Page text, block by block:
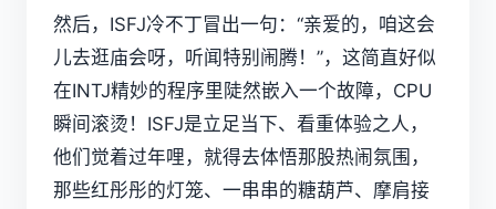
然后，ISFJ冷不丁冒出一句：“亲爱的，咱这会
儿去逛庙会呀，听闻特别闹腾！”，这简直好似
在INTJ精妙的程序里陡然嵌入一个故障，CPU
瞬间滚烫！ISFJ是立足当下、看重体验之人，
他们觉着过年哩，就得去体悟那股热闹氛围，
那些红彤彤的灯笼、一串串的糖葫芦、摩肩接